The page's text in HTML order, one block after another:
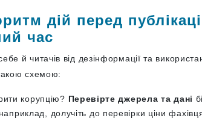
дій перед
час
й читачів від дезінформації та
схемою:
корупцію? Перевірте джерела та дані
долучіть до перевірки ціни